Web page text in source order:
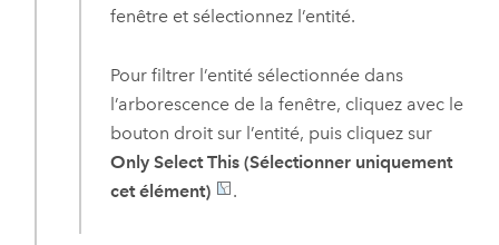
fenêtre et sélectionnez l’entité.
Pour filtrer l’entité sélectionnée dans
l’arborescence de la fenêtre, cliquez avec le
bouton droit sur l’entité, puis cliquez sur
Only Select This (Sélectionner uniquement
cet élément)
.